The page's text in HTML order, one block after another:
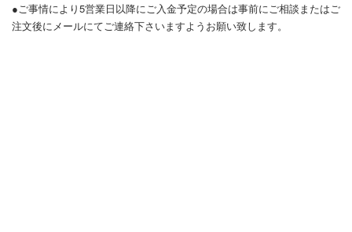
●ご事情により5営業日以降にご入金予定の場合は事前にご相談またはご
注文後にメールにてご連絡下さいますようお願い致します。